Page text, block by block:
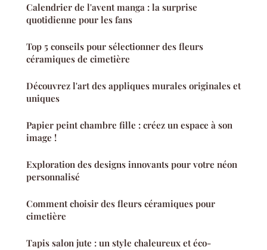
Calendrier de l'avent manga : la surprise
quotidienne pour les fans
Top 5 conseils pour sélectionner des fleurs
céramiques de cimetière
Découvrez l'art des appliques murales originales et
uniques
Papier peint chambre fille : créez un espace à son
image !
Exploration des designs innovants pour votre néon
personnalisé
Comment choisir des fleurs céramiques pour
cimetière
Tapis salon jute : un style chaleureux et éco-